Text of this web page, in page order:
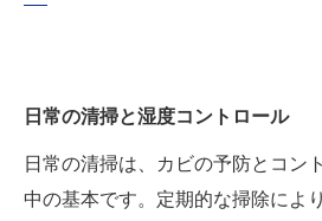
日常の清掃と湿度コントロール
日常の清掃は、カビの予防とコン
中の基本です。定期的な掃除によ